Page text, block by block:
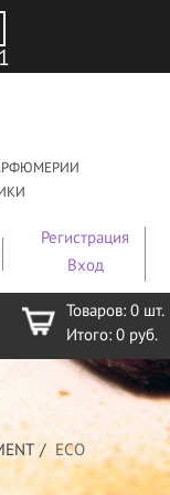
Регистрация
Вход
Товаров: 0 шт.
Итого: 0 руб.
ECO